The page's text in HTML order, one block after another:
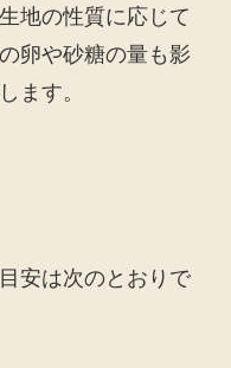
地の性質に応じて
卵や砂糖の量も影
ます。
安は次のとおりで